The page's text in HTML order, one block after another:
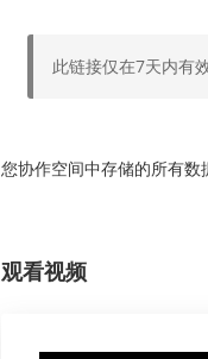
此链接仅在7天内有
您协作空间中存储的所有
观看视频